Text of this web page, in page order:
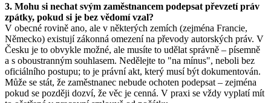
3. Mohu si nechat svým zaměstnancem podepsat převzetí práv
zpátky, pokud si je bez vědomí vzal?
V obecné rovině ano, ale v některých zemích (zejména Francie,
Německo) existují zákonná omezení na převody autorských práv. V
Česku je to obvykle možné, ale musíte to udělat správně – písemně
a s oboustranným souhlasem. Nedělejte to "na mínus", neboli bez
oficiálního postupu; to je právní akt, který musí být dokumentován.
Může se stát, že zaměstnanec nebude ochoten podepsat – zejména
pokud se později dozví, že věc je cenná. V praxi se vždy vyplatí mít